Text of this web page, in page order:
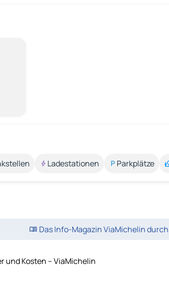
Ladestationen Parkplätze
Das Info-Magazin ViaMichelin
und Kosten – ViaMichelin